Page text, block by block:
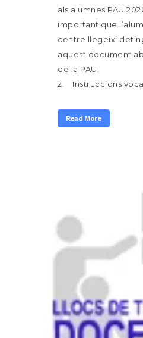
als alumnes PAU
important que
centre llegeixi
aquest document
de la PAU.
2. Instruccions
Read More